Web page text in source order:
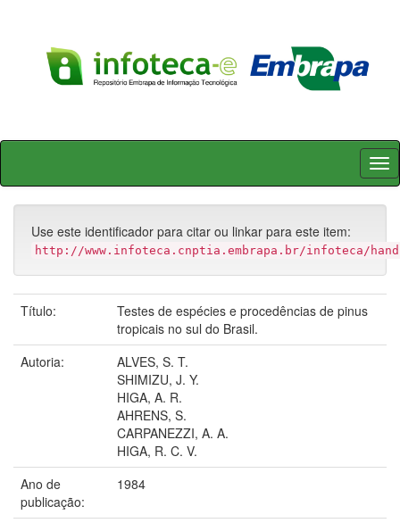
Skip
Use este identificador para citar ou linkar para este item:
http://www.infoteca.cnptia.embrapa.br/infoteca/
Título:
Testes de espécies e procedências de pinus
tropicais no sul do Brasil.
Autoria:
ALVES, S. T.
SHIMIZU, J. Y.
HIGA, A. R.
AHRENS, S.
CARPANEZZI, A. A.
HIGA, R. C. V.
Ano de
publicação:
1984